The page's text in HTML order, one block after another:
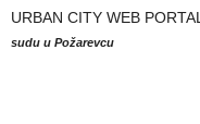
URBAN CITY WEB PORTAL
sudu u Požarevcu